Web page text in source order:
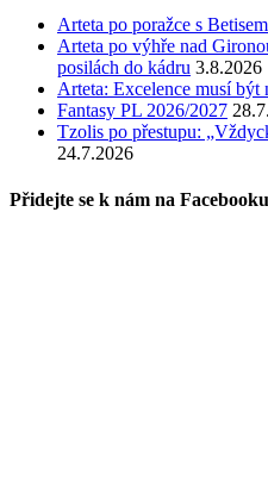
Arteta po poražce s
Arteta po výhře nad
posilách do kádru 3.8.2026
Arteta: Excelence musí být
Fantasy PL 2026/2027
Tzolis po přestupu:
24.7.2026
Přidejte se k nám na Facebooku